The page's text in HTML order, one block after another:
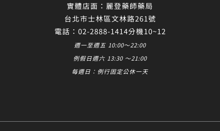
實體店面：麗登藥師藥局
台北市士林區文林路261號
電話：02-2888-1414分機10~12
週一至週五 10:00～22:00
例假日週六 13:30 ～21:00
每週日：例行固定公休一天